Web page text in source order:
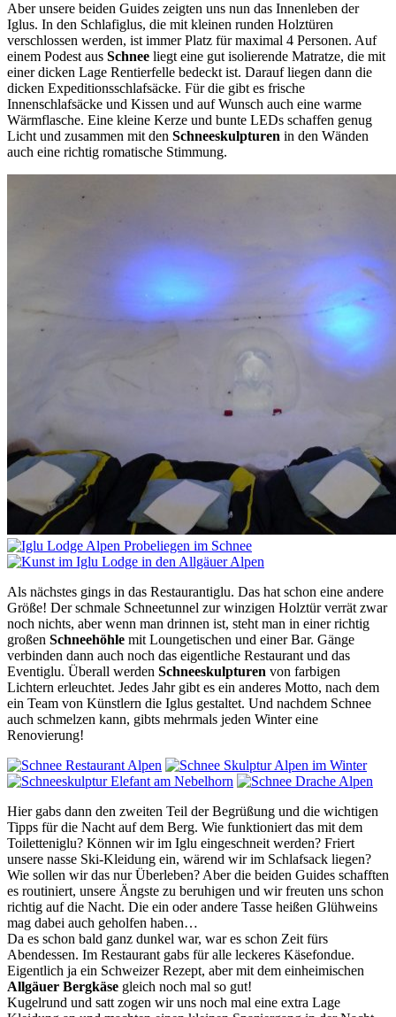
Aber unsere beiden Guides zeigten uns nun das Innenleben der
Iglus. In den Schlafiglus, die mit kleinen runden Holztüren
verschlossen werden, ist immer Platz für maximal 4 Personen. Auf
einem Podest aus Schnee liegt eine gut isolierende Matratze, die mit
einer dicken Lage Rentierfelle bedeckt ist. Darauf liegen dann die
dicken Expeditionsschlafsäcke. Für die gibt es frische
Innenschlafsäcke und Kissen und auf Wunsch auch eine warme
Wärmflasche. Eine kleine Kerze und bunte LEDs schaffen genug
Licht und zusammen mit den Schneeskulpturen in den Wänden
auch eine richtig romatische Stimmung.
Als nächstes gings in das Restaurantiglu. Das hat schon eine andere
Größe! Der schmale Schneetunnel zur winzigen Holztür verrät zwar
noch nichts, aber wenn man drinnen ist, steht man in einer richtig
großen Schneehöhle mit Loungetischen und einer Bar. Gänge
verbinden dann auch noch das eigentliche Restaurant und das
Eventiglu. Überall werden Schneeskulpturen von farbigen
Lichtern erleuchtet. Jedes Jahr gibt es ein anderes Motto, nach dem
ein Team von Künstlern die Iglus gestaltet. Und nachdem Schnee
auch schmelzen kann, gibts mehrmals jeden Winter eine
Renovierung!
Hier gabs dann den zweiten Teil der Begrüßung und die wichtigen
Tipps für die Nacht auf dem Berg. Wie funktioniert das mit dem
Toiletteniglu? Können wir im Iglu eingeschneit werden? Friert
unsere nasse Ski-Kleidung ein, wärend wir im Schlafsack liegen?
Wie sollen wir das nur Überleben? Aber die beiden Guides schafften
es routiniert, unsere Ängste zu beruhigen und wir freuten uns schon
richtig auf die Nacht. Die ein oder andere Tasse heißen Glühweins
mag dabei auch geholfen haben…
Da es schon bald ganz dunkel war, war es schon Zeit fürs
Abendessen. Im Restaurant gabs für alle leckeres Käsefondue.
Eigentlich ja ein Schweizer Rezept, aber mit dem einheimischen
Allgäuer Bergkäse gleich noch mal so gut!
Kugelrund und satt zogen wir uns noch mal eine extra Lage